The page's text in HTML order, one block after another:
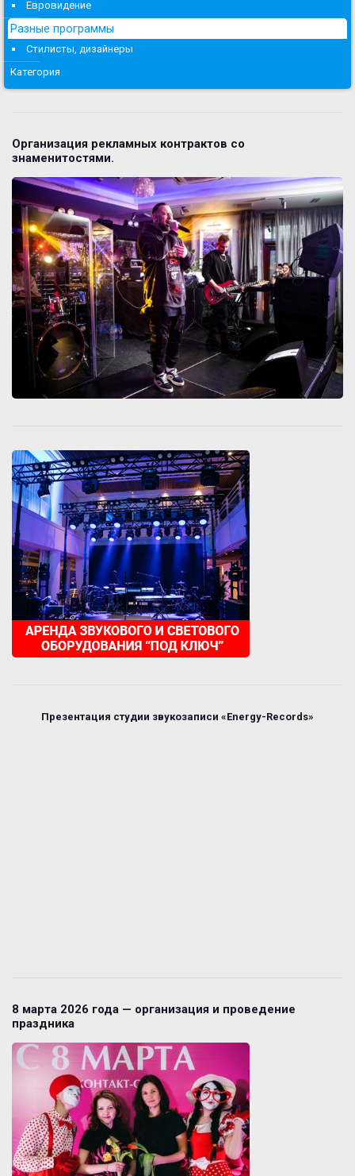
Евровидение
Разные программы
Стилисты, дизайнеры
Категория
Организация рекламных контрактов со
знаменитостями.
Презентация студии звукозаписи «Energy-Records»
8 марта 2026 года — организация и проведение
праздника